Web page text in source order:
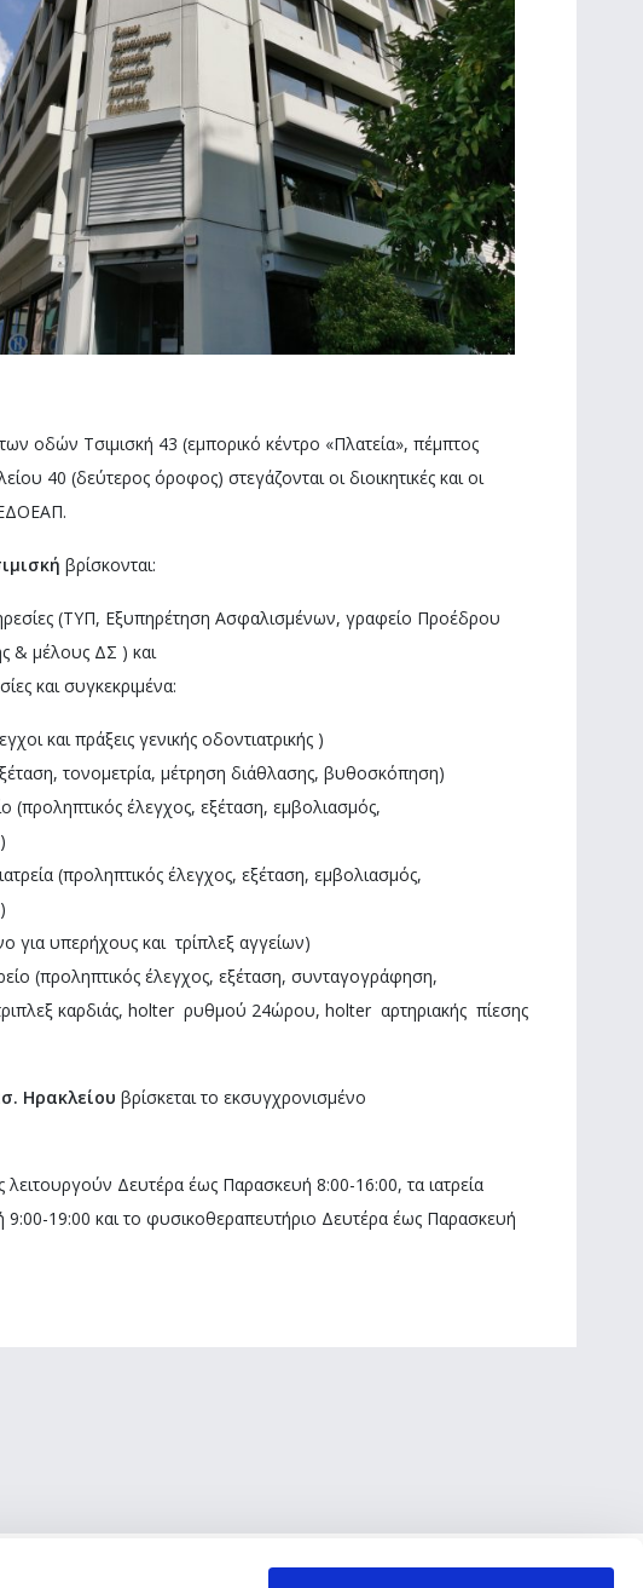
οδών Τσιμισκή 43 (εμπορικό κέντρο «Πλατεία», πέμπτος
40 (δεύτερος όροφος) στεγάζονται οι διοικητικές και οι
ΕΔΟΕΑΠ.
βρίσκονται:
(ΤΥΠ, Εξυπηρέτηση Ασφαλισμένων, γραφείο Προέδρου
& μέλους ΔΣ ) και
και συγκεκριμένα:
και πράξεις γενικής οδοντιατρικής )
τονομετρία, μέτρηση διάθλασης, βυθοσκόπηση)
(προληπτικός έλεγχος, εξέταση, εμβολιασμός,
(προληπτικός έλεγχος, εξέταση, εμβολιασμός,
για υπερήχους και τρίπλεξ αγγείων)
(προληπτικός έλεγχος, εξέταση, συνταγογράφηση,
καρδιάς, holter ρυθμού 24ώρου, holter αρτηριακής πίεσης
Ηρακλείου βρίσκεται το εκσυγχρονισμένο
λειτουργούν Δευτέρα έως Παρασκευή 8:00-16:00, τα ιατρεία
19:00 και το φυσικοθεραπευτήριο Δευτέρα έως Παρασκευή